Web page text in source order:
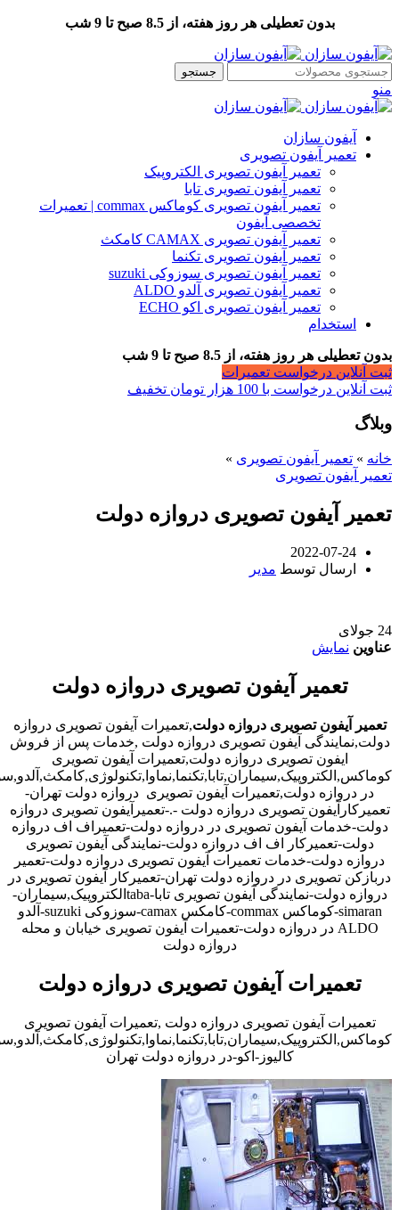
بدون تعطیلی هر روز هفته، از 8.5 صبح تا 9 شب
جستجو
منو
آیفون سازان
تعمیر آیفون تصویری
تعمیر آیفون تصویری الکتروپیک
تعمیر آیفون تصویری تابا
تعمیر آیفون تصویری کوماکس commax | تعمیرات
تخصصی آیفون
تعمیر آیفون تصویری CAMAX کامکث
تعمیر آیفون تصویری تکنما
تعمیر آیفون تصویری سوزوکی suzuki
تعمیر آیفون تصویری آلدو ALDO
تعمیر آیفون تصویری اکو ECHO
استخدام
بدون تعطیلی هر روز هفته، از 8.5 صبح تا 9 شب
ثبت آنلاین درخواست تعمیرات
ثبت آنلاین درخواست با 100 هزار تومان تخفیف
وبلاگ
خانه » تعمیر آیفون تصویری »
تعمیر آیفون تصویری
تعمیر آیفون تصویری دروازه دولت
2022-07-24
ارسال توسط مدیر
24 جولای
عناوین نمایش
تعمیر آیفون تصویری دروازه دولت
تعمیر آیفون تصویری دروازه دولت,تعمیرات آیفون تصویری دروازه
دولت,نمایندگی آیفون تصویری دروازه دولت ,خدمات پس از فروش
ایفون تصویری دروازه دولت,تعمیرات آیفون تصویری
در دروازه دولت,تعمیرات آیفون تصویری دروازه دولت تهران-
تعمیرکارآیفون تصویری دروازه دولت -.-تعمیرآیفون تصویری دروازه
دولت-خدمات آیفون تصویری در دروازه دولت-تعمیراف اف دروازه
دولت-تعمیرکار اف اف دروازه دولت-نمایندگی آیفون تصویری
دروازه دولت-خدمات تعمیرات آیفون تصویری دروازه دولت-تعمیر
دربازکن تصویری در دروازه دولت تهران-تعمیرکار آیفون تصویری در
دروازه دولت-نمایندگی آیفون تصویری تابا-tabaالکتروپیک,سیماران-
simaran-کوماکس commax-کامکس camax-سوزوکی suzuki-آلدو
ALDO در دروازه دولت-تعمیرات آیفون تصویری خیابان و محله
دروازه دولت
تعمیرات آیفون تصویری دروازه دولت
تعمیرات آیفون تصویری دروازه دولت ,تعمیرات آیفون تصویری
کالیوز-اکو-در دروازه دولت تهران